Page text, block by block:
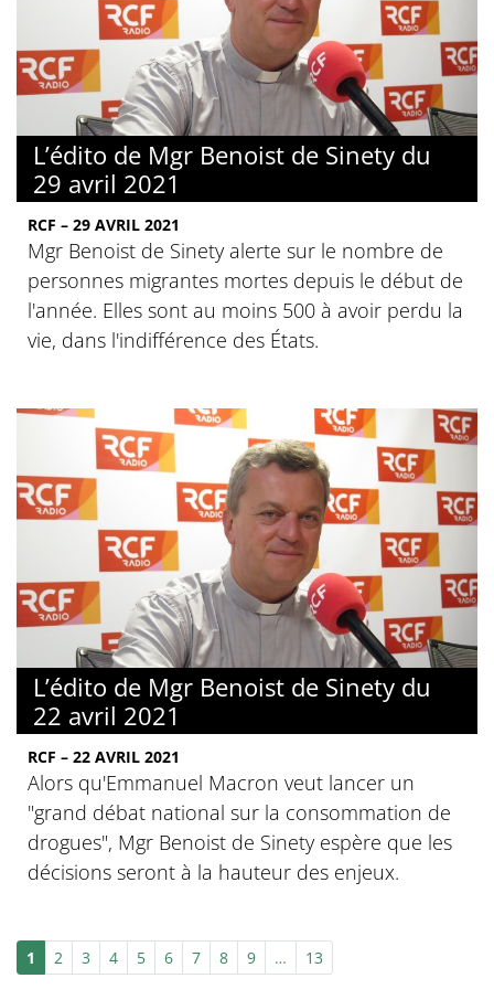
L’édito de Mgr Benoist de Sinety du
29 avril 2021
RCF – 29 AVRIL 2021
Mgr Benoist de Sinety alerte sur le nombre de
personnes migrantes mortes depuis le début de
l'année. Elles sont au moins 500 à avoir perdu la
vie, dans l'indifférence des États.
L’édito de Mgr Benoist de Sinety du
22 avril 2021
RCF – 22 AVRIL 2021
Alors qu'Emmanuel Macron veut lancer un
"grand débat national sur la consommation de
drogues", Mgr Benoist de Sinety espère que les
décisions seront à la hauteur des enjeux.
1 2 3 4 5 6 7 8 9 … 13